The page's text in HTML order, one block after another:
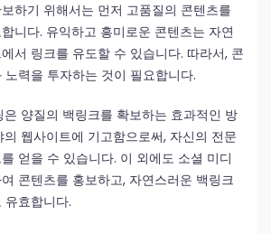
하기 위해서는 먼저 고품질의 콘텐츠를
니다. 유익하고 흥미로운 콘텐츠는 자연
서 링크를 유도할 수 있습니다. 따라서, 콘
력을 투자하는 것이 필요합니다.
은 양질의 백링크를 확보하는 효과적인 방
웹사이트에 기고함으로써, 자신의 전문
얻을 수 있습니다. 이 외에도 소셜 미디
콘텐츠를 홍보하고, 자연스러운 백링크
유효합니다.